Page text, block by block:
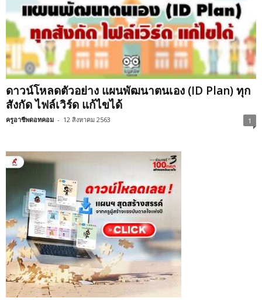
ดาวน์โหลดตัวอย่าง แผนพัฒนาตนเอง (ID Plan) ทุก
สังกัด ไฟล์เวิร์ด แก้ไขได้
ครูอาชีพดอทคอม - 12 สิงหาคม 2563 1